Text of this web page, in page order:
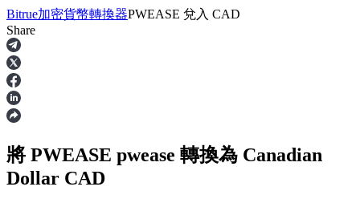
合約
Bitrue加密貨幣轉換器PWEASE 兌入 CAD
Share
將 PWEASE pwease 轉換為 Canadian
Dollar CAD